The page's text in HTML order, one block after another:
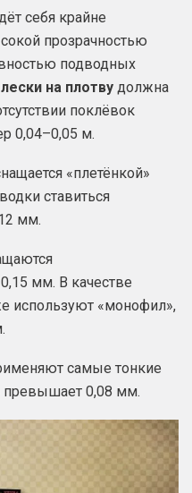
себя крайне
прозрачностью
подводных
на плотву должна
поклёвок
0,04–0,05 м.
«плетёнкой»
ставиться
мм.
мм. В качестве
используют «монофил»,
самые тонкие
превышает 0,08 мм.